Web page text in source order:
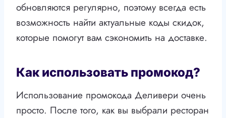
обновляются регулярно, поэтому всегда есть
возможность найти актуальные коды скидок,
которые помогут вам сэкономить на доставке.
Как использовать промокод?
Использование промокода Деливери очень
просто. После того, как вы выбрали ресторан